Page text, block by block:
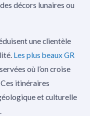
décors lunaires ou
une clientèle
Les plus beaux GR
où l’on croise
itinéraires
et culturelle